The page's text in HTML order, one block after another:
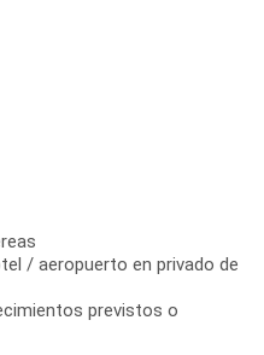
/ aeropuerto en privado de
previstos o